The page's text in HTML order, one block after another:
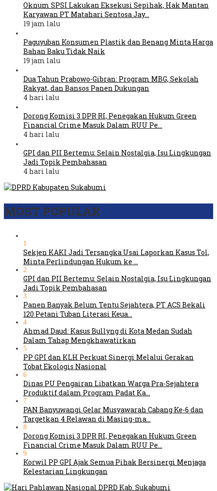
Oknum SPSI Lakukan Eksekusi Sepihak, Hak Mantan
Karyawan PT Matahari Sentosa Jay…
19 jam lalu
Paguyuban Konsumen Plastik dan Benang Minta Harga
Bahan Baku Tidak Naik
19 jam lalu
Dua Tahun Prabowo-Gibran: Program MBG, Sekolah
Rakyat, dan Bansos Panen Dukungan
4 hari lalu
Dorong Komisi 3 DPR RI, Penegakan Hukum Green
Financial Crime Masuk Dalam RUU Pe…
4 hari lalu
GPI dan PII Bertemu: Selain Nostalgia, Isu Lingkungan
Jadi Topik Pembahasan
4 hari lalu
MOST POPULAR
1
Sekjen KAKI Jadi Tersangka Usai Laporkan Kasus Tol,
Minta Perlindungan Hukum ke …
2
GPI dan PII Bertemu: Selain Nostalgia, Isu Lingkungan
Jadi Topik Pembahasan
3
Panen Banyak Belum Tentu Sejahtera, PT ACS Bekali
120 Petani Tuban Literasi Keua…
4
Ahmad Daud: Kasus Bullyng di Kota Medan Sudah
Dalam Tahap Mengkhawatirkan
5
PP GPI dan KLH Perkuat Sinergi Melalui Gerakan
Tobat Ekologis Nasional
6
Dinas PU Pengairan Libatkan Warga Pra-Sejahtera
Produktif dalam Program Padat Ka…
7
PAN Banyuwangi Gelar Musyawarah Cabang Ke-6 dan
Targetkan 4 Relawan di Masing-ma…
8
Dorong Komisi 3 DPR RI, Penegakan Hukum Green
Financial Crime Masuk Dalam RUU Pe…
9
Korwil PP GPI Ajak Semua Pihak Bersinergi Menjaga
Kelestarian Lingkungan